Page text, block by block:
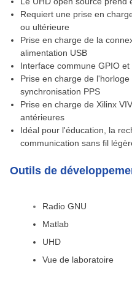
Requiert une prise en
ou ultérieure
Prise en charge de la
alimentation USB
Interface commune GPIO
Prise en charge de
synchronisation PPS
Prise en charge de Xilinx
antérieures
Idéal pour l'éducation, la
communication sans fil
Outils de
Radio GNU
Matlab
UHD
Vue de laboratoire